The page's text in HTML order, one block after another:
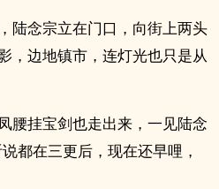
陆念宗立在门口，向街上两头
，边地镇市，连灯光也只是从
腰挂宝剑也走出来，一见陆念
都在三更后，现在还早哩，